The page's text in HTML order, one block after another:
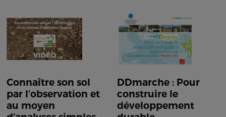
Connaître son sol
par l’observation et
au moyen
DDmarche : Pour
construire le
développement